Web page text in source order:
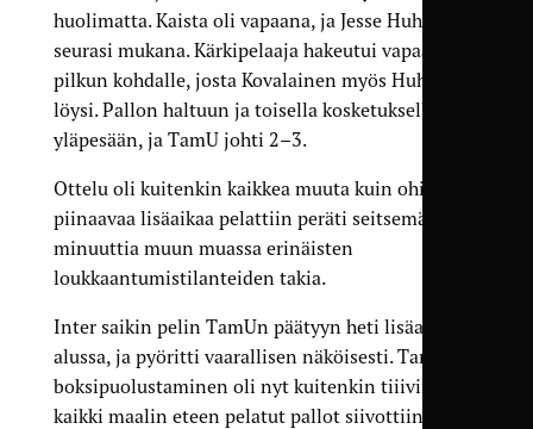
huolimatta. Kaista oli vapaana, ja Jesse Huhtala
seurasi mukana. Kärki­pelaaja hakeutui vapaaksi
pilkun kohdalle, josta Kovalainen myös Huhtalan
löysi. Pallon haltuun ja toisella kosketuksella
yläpesään, ja TamU johti 2–3.
Ottelu oli kuitenkin kaikkea muuta kuin ohi, sillä
piinaavaa lisäaikaa pelattiin peräti seitsemän
minuuttia muun muassa erinäisten
loukkaantumis­tilanteiden takia.
Inter saikin pelin TamUn päätyyn heti lisäajan
alussa, ja pyöritti vaarallisen näköisesti. TamUn
boksipuolustaminen oli nyt kuitenkin tiiiviistä, ja
kaikki maalin eteen pelatut pallot siivottiin